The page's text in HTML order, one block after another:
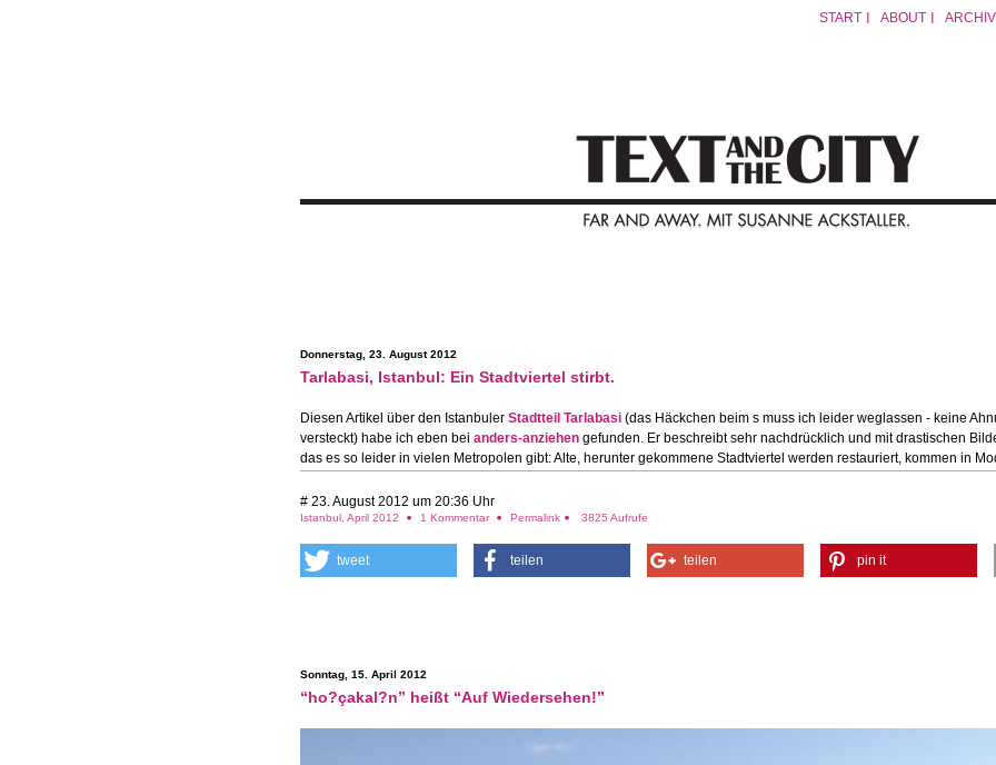
START ABOUT ARCHIV
Donnerstag, 23. August 2012
Tarlabasi, Istanbul: Ein Stadtviertel stirbt.
Diesen Artikel über den Istanbuler Stadtteil Tarlabasi(das Häckchen beim s muss ich leider weglassen - keine
versteckt) habe ich eben bei anders-anziehengefunden. Er beschreibt sehr nachdrücklich und mit drastischen
das es so leider in vielen Metropolen gibt: Alte, herunter gekommene Stadtviertel werden restauriert, kommen in
# 23. August 2012 um 20:36 Uhr
Istanbul, April 2012 1 Kommentar Permalink 3825 Aufrufe
tweet teilen teilen pin it
Sonntag, 15. April 2012
“ho?çakal?n” heißt “Auf Wiedersehen!”